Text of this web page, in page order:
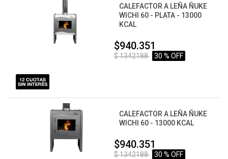
CALEFACTOR A LEÑA ÑUKE
WICHI 60 - PLATA - 13000
KCAL
$940.351
$ 1342188 30 % OFF
CALEFACTOR A LEÑA ÑUKE
WICHI 60 - 13000 KCAL
$940.351
$ 1342188 30 % OFF